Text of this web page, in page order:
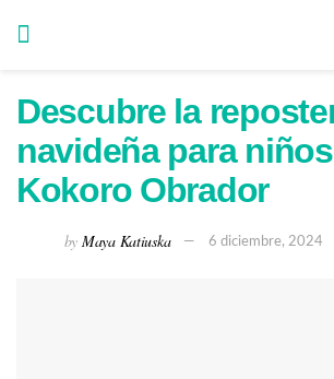
Descubre la
navideña para
Kokoro Obrador
by Maya Katiuska 6 diciembre, 2024